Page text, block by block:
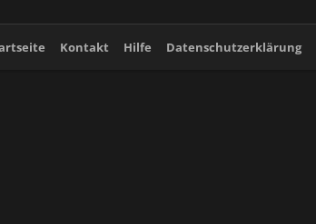
Kontakt Hilfe Datenschutzerklärung